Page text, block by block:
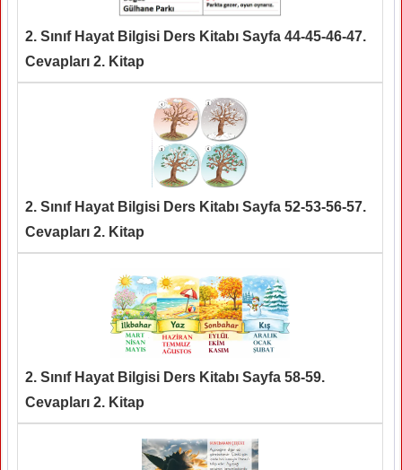
2. Sınıf Hayat Bilgisi Ders Kitabı Sayfa 44-45-46-47.
Cevapları 2. Kitap
2. Sınıf Hayat Bilgisi Ders Kitabı Sayfa 52-53-56-57.
Cevapları 2. Kitap
2. Sınıf Hayat Bilgisi Ders Kitabı Sayfa 58-59.
Cevapları 2. Kitap